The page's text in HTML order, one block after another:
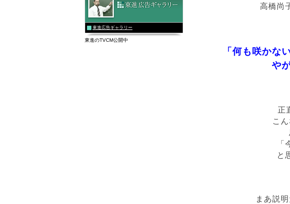
高橋尚
「何も咲かな
や
正
こ
と
まあ説
東進広告ギャラリー
東進のTVCM公開中